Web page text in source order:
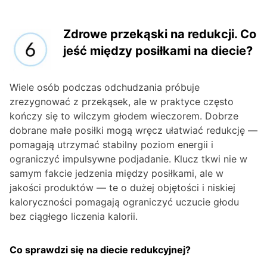
Zdrowe przekąski na redukcji. Co
jeść między posiłkami na diecie?
Wiele osób podczas odchudzania próbuje
zrezygnować z przekąsek, ale w praktyce często
kończy się to wilczym głodem wieczorem. Dobrze
dobrane małe posiłki mogą wręcz ułatwiać redukcję —
pomagają utrzymać stabilny poziom energii i
ograniczyć impulsywne podjadanie. Klucz tkwi nie w
samym fakcie jedzenia między posiłkami, ale w
jakości produktów — te o dużej objętości i niskiej
kaloryczności pomagają ograniczyć uczucie głodu
bez ciągłego liczenia kalorii.
Co sprawdzi się na diecie redukcyjnej?